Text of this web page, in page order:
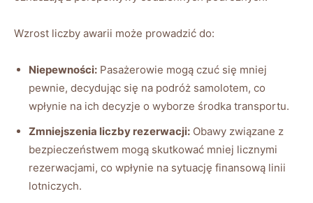
Wzrost liczby⁤ awarii ‍może prowadzić⁢ do:
Niepewności: Pasażerowie mogą⁤ czuć się mniej
pewnie, decydując się na podróż samolotem, co
wpłynie ‌na ich decyzje o wyborze⁤ środka⁣ transportu.
Zmniejszenia liczby ⁤rezerwacji: Obawy związane z
bezpieczeństwem mogą skutkować mniej ⁣licznymi⁢
rezerwacjami, co wpłynie⁣ na ​sytuację ⁤finansową linii
lotniczych.